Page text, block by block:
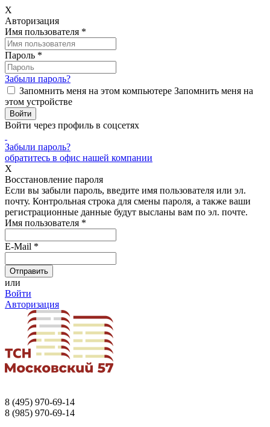
X
Авторизация
Имя пользователя *
Пароль *
Забыли пароль?
Запомнить меня на этом компьютере Запомнить меня на
этом устройстве
Войти через профиль в соцсетях
Забыли пароль?
обратитесь в офис нашей компании
X
Восстановление пароля
Если вы забыли пароль, введите имя пользователя или эл.
почту. Контрольная строка для смены пароля, а также ваши
регистрационные данные будут высланы вам по эл. почте.
Имя пользователя *
E-Mail *
или
Войти
Авторизация
8 (495) 970-69-14
8 (985) 970-69-14